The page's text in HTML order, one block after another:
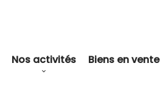
Nos activités Biens en vente